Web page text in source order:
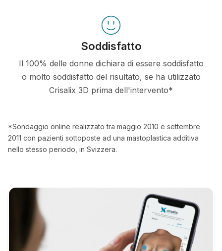
Soddisfatto
Il 100% delle donne dichiara di essere soddisfatto
o molto soddisfatto del risultato, se ha utilizzato
Crisalix 3D prima dell'intervento*
*Sondaggio online realizzato tra maggio 2010 e settembre
2011 con pazienti sottoposte ad una mastoplastica additiva
nello stesso periodo, in Svizzera.